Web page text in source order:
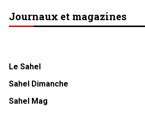
Journaux et magazines
Le Sahel
Sahel Dimanche
Sahel Mag